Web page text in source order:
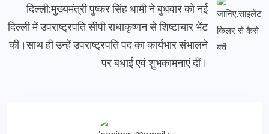
दिल्ली:मुख्यमंत्री पुष्कर सिंह धामी ने बुधवार को नई
दिल्ली में उपराष्ट्रपति सीपी राधाकृष्णन से शिष्टाचार भेंट
की।साथ ही उन्हें उपराष्ट्रपति पद का कार्यभार संभालने
पर बधाई एवं शुभकामनाएं दीं।